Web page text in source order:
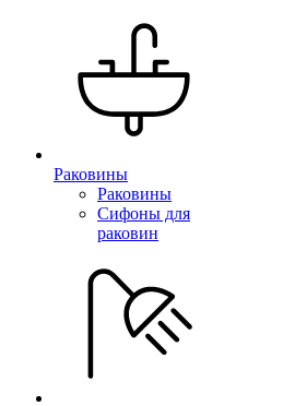
Раковины
Раковины
Сифоны для
раковин